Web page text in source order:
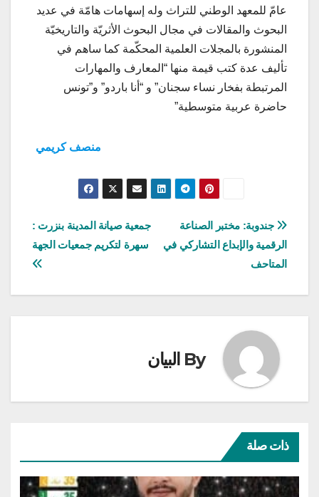
عامّ للمعهد الوطني للتراث وله إسهامات هامّة في عديد
البحوث والمقالات في مجال البحوث الأثريّة والتاريخيّة
المنشورة بالمجلات العلمية المحكّمة كما ساهم في
تأليف عدة كتب قيمة منها “المعارف والمهارات
المرتبطة بفخار نساء سجنان” و “أنا باردو” و”تونس
حاضرة عربية متوسطية”
منصف كريمي
تصفّح
المقالات
جمعية صيانة المدينة بنزرت :
سهرة لتكريم جمعيات الجهة
جندوبة: مختبر الصناعة
الرقمية والإبداع التشاركي في
المتاحف
By البيان
ذات صلة